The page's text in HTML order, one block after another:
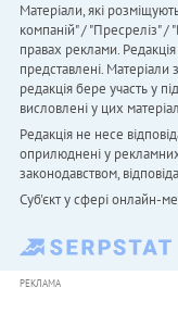
Матеріали, які
компаній" / "Пресреліз" /
правах реклами.
представлені.
редакція бере участь у
висловлені у цих
Редакція не несе
оприлюднені у
законодавством,
Cуб'єкт у сфері онлайн-
РЕКЛАМА